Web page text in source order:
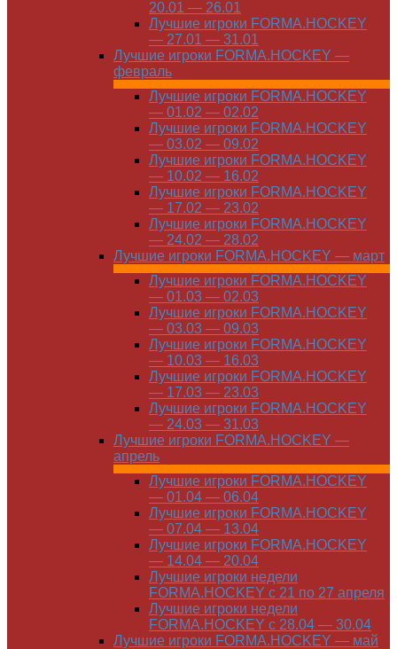
20.01 — 26.01
Лучшие игроки FORMA.HOCKEY
— 27.01 — 31.01
Лучшие игроки FORMA.HOCKEY —
февраль
Лучшие игроки FORMA.HOCKEY
— 01.02 — 02.02
Лучшие игроки FORMA.HOCKEY
— 03.02 — 09.02
Лучшие игроки FORMA.HOCKEY
— 10.02 — 16.02
Лучшие игроки FORMA.HOCKEY
— 17.02 — 23.02
Лучшие игроки FORMA.HOCKEY
— 24.02 — 28.02
Лучшие игроки FORMA.HOCKEY — март
Лучшие игроки FORMA.HOCKEY
— 01.03 — 02.03
Лучшие игроки FORMA.HOCKEY
— 03.03 — 09.03
Лучшие игроки FORMA.HOCKEY
— 10.03 — 16.03
Лучшие игроки FORMA.HOCKEY
— 17.03 — 23.03
Лучшие игроки FORMA.HOCKEY
— 24.03 — 31.03
Лучшие игроки FORMA.HOCKEY —
апрель
Лучшие игроки FORMA.HOCKEY
— 01.04 — 06.04
Лучшие игроки FORMA.HOCKEY
— 07.04 — 13.04
Лучшие игроки FORMA.HOCKEY
— 14.04 — 20.04
Лучшие игроки недели
FORMA.HOCKEY с 21 по 27 апреля
Лучшие игроки недели
FORMA.HOCKEY с 28.04 — 30.04
Лучшие игроки FORMA.HOCKEY — май